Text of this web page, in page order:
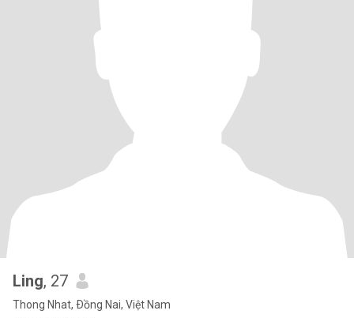
Ling, 27
Thong Nhat, Ðồng Nai, Việt Nam